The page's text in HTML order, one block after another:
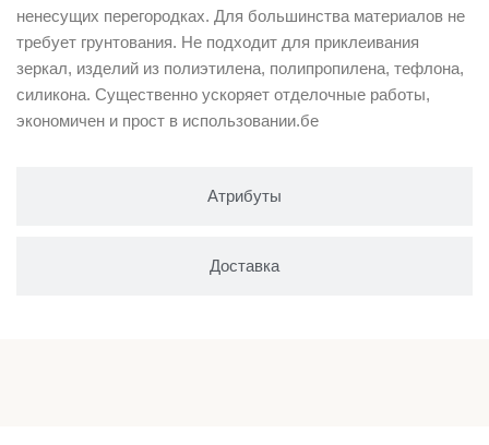
Атрибуты
Доставка
ненесущих перегородках. Для большинства материалов не
требует грунтования. Не подходит для приклеивания
зеркал, изделий из полиэтилена, полипропилена, тефлона,
силикона. Существенно ускоряет отделочные работы,
экономичен и прост в использовании.бе